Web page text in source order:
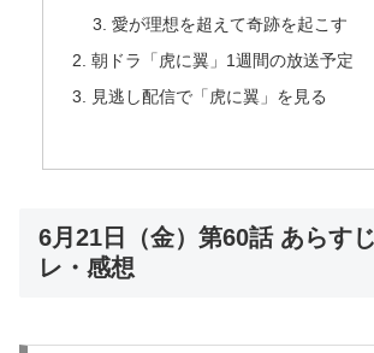
愛が理想を超えて奇跡を起こす
朝ドラ「虎に翼」1週間の放送予定
見逃し配信で「虎に翼」を見る
6月21日（金）第60話 あらす
レ・感想